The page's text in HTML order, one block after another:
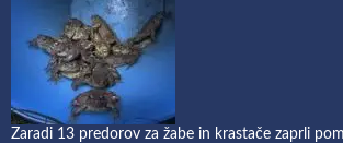
Zaradi 13 predorov za žabe in krastače zaprli